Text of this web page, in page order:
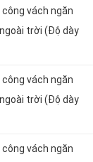
vách ngăn
ngoài trời (Độ dày
vách ngăn
ngoài trời (Độ dày
vách ngăn